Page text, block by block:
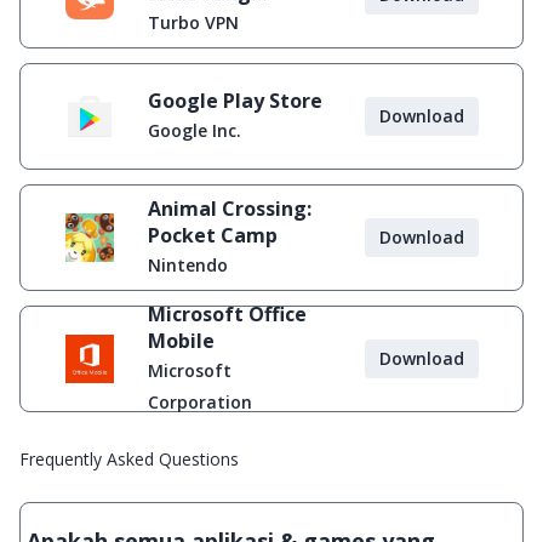
Diblokir
Turbo VPN
Google Play Store
Google Inc.
Download
Animal Crossing:
Pocket Camp
Nintendo
Download
Microsoft Office
Mobile
Microsoft
Corporation
Download
Frequently Asked Questions